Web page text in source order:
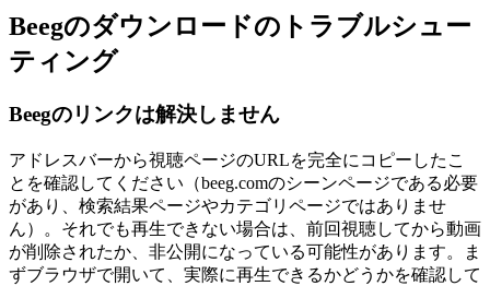
Beegのダウンロードのトラブルシュー
ティング
Beegのリンクは解決しません
アドレスバーから視聴ページのURLを完全にコピーしたこ
とを確認してください（beeg.comのシーンページである必要
があり、検索結果ページやカテゴリページではありませ
ん）。それでも再生できない場合は、前回視聴してから動画
が削除されたか、非公開になっている可能性があります。ま
ずブラウザで開いて、実際に再生できるかどうかを確認して